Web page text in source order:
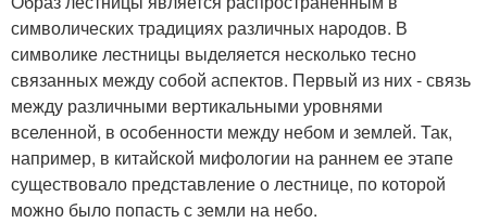
символических традициях различных народов. В
символике лестницы выделяется несколько тесно
связанных между собой аспектов. Первый из них - связь
между различными вертикальными уровнями
вселенной, в особенности между небом и землей. Так,
например, в китайской мифологии на раннем ее этапе
существовало представление о лестнице, по которой
можно было попасть с земли на небо.